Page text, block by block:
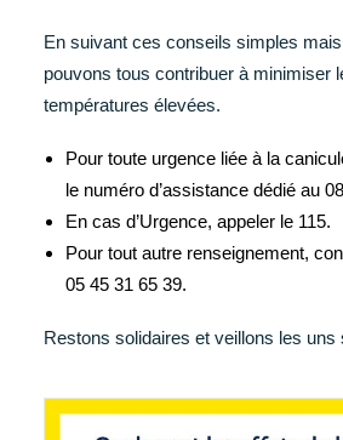
En suivant ces conseils simples
pouvons tous contribuer à minimiser
températures élevées.
Pour toute urgence liée à la
le numéro d’assistance dédié au
En cas d’Urgence, appeler le 115.
Pour tout autre renseignement,
05 45 31 65 39.
Restons solidaires et veillons les uns